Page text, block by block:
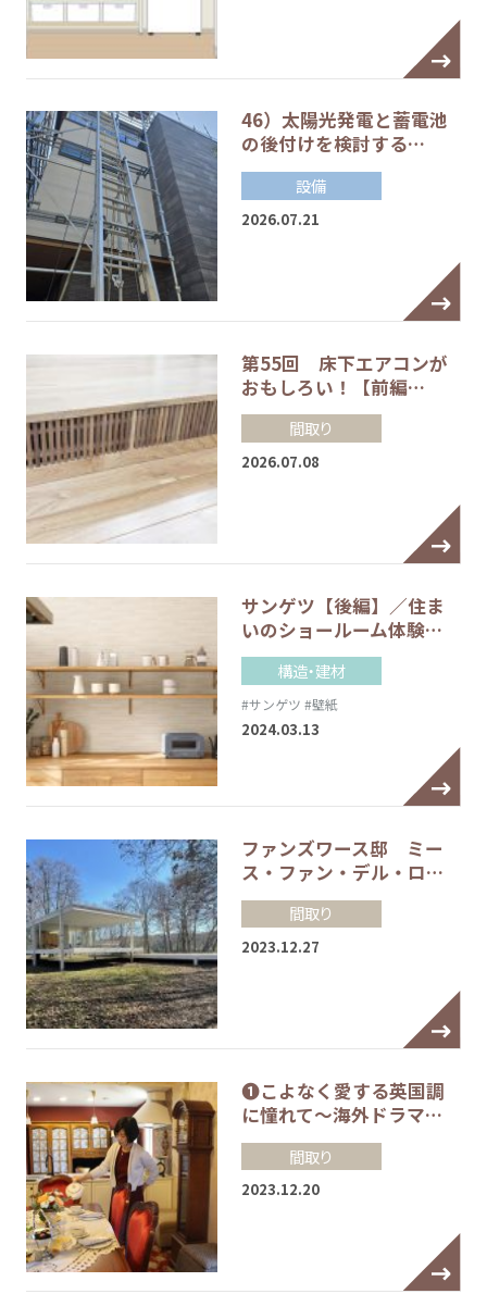
46）太陽光発電と蓄電池
の後付けを検討する…
設備
2026.07.21
第55回 床下エアコンが
おもしろい！【前編…
間取り
2026.07.08
サンゲツ【後編】／住ま
いのショールーム体験…
構造・建材
#サンゲツ #壁紙
2024.03.13
ファンズワース邸 ミー
ス・ファン・デル・ロ…
間取り
2023.12.27
❶こよなく愛する英国調
に憧れて～海外ドラマ…
間取り
2023.12.20